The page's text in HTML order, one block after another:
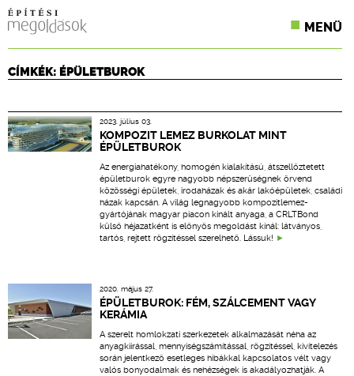
MENÜ
CPR TERMÉKKIÍRÁS
ÉPÍTÉSI JOG
ONLINE KÉPZÉSEK
TERVEZÉSI SEGÉDLETEK
CÍMKÉK: ÉPÜLETBUROK
2023. július 03.
KOMPOZIT LEMEZ BURKOLAT MINT
ÉPÜLETBUROK
Az energiahatékony, homogén kialakítású, átszellőztetett
épületburok egyre nagyobb népszerűségnek örvend
közösségi épületek, irodaházak és akár lakóépületek, családi
házak kapcsán. A világ legnagyobb kompozitlemez-
gyártójának magyar piacon kínált anyaga, a CRLTBond
külső héjazatként is előnyös megoldást kínál: látványos,
tartós, rejtett rögzítéssel szerelhető. Lássuk!
2020. május 27.
ÉPÜLETBUROK: FÉM, SZÁLCEMENT VAGY
KERÁMIA
A szerelt homlokzati szerkezetek alkalmazását néha az
anyagkiírással, mennyiségszámítással, rögzítéssel, kivitelezés
során jelentkező esetleges hibákkal kapcsolatos vélt vagy
valós bonyodalmak és nehézségek is akadályozhatják. A